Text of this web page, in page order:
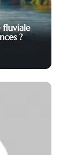
fluviale
?